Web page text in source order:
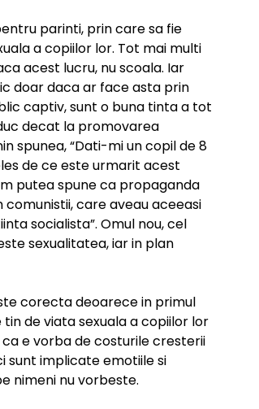
parinti, prin care sa fie
a copiilor lor. Tot mai multi
acest lucru, nu scoala. Iar
doar daca ar face asta prin
captiv, sunt o buna tinta a tot
decat la promovarea
spunea, “Dati-mi un copil de 8
de ce este urmarit acest
putea spune ca propaganda
care aveau aceeasi
socialista”. Omul nou, cel
sexualitatea, iar in plan
corecta deoarece in primul
de viata sexuala a copiilor lor
e vorba de costurile cresterii
sunt implicate emotiile si
nimeni nu vorbeste.